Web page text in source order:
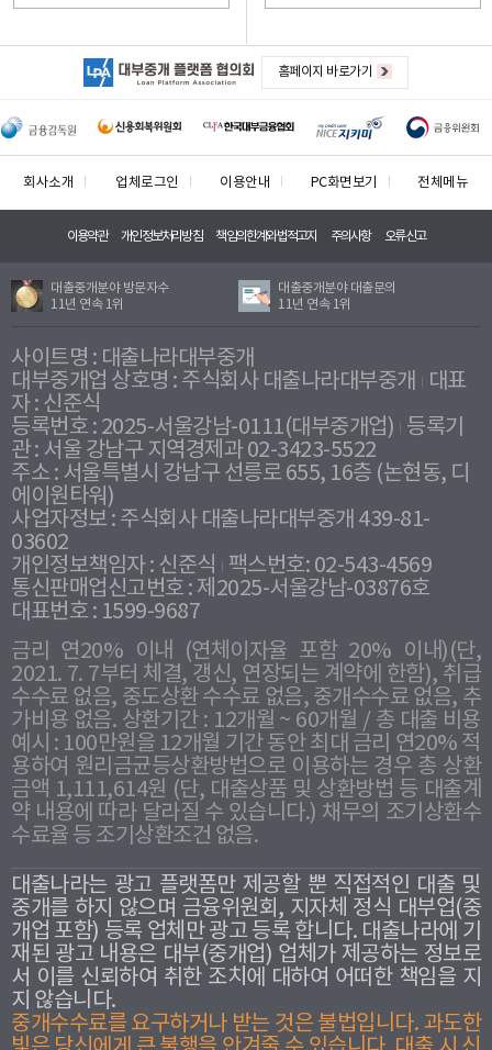
홈페이지 바로가기
회사소개 업체로그인 이용안내 PC화면보기 전체메뉴
이용약관 개인정보처리방침 책임의한계와법적고지 주의사항 오류신고
대출중개분야 방문자수
11년 연속 1위
대출중개분야 대출문의
11년 연속 1위
사이트명 : 대출나라대부중개
대부중개업 상호명 : 주식회사 대출나라대부중개
대표
자 : 신준식
등록번호 : 2025-서울강남-0111(대부중개업) 등록기
관 : 서울 강남구 지역경제과 02-3423-5522
주소 : 서울특별시 강남구 선릉로 655, 16층 (논현동, 디
에이원타워)
사업자정보 : 주식회사 대출나라대부중개 439-81-
03602
개인정보책임자 : 신준식
팩스번호: 02-543-4569
통신판매업신고번호 : 제2025-서울강남-03876호
대표번호 : 1599-9687
금리 연20% 이내 (연체이자율 포함 20% 이내)(단,
2021. 7. 7부터 체결, 갱신, 연장되는 계약에 한함), 취급
수수료 없음, 중도상환 수수료 없음, 중개수수료 없음, 추
가비용 없음. 상환기간 : 12개월 ~ 60개월 / 총 대출 비용
예시 : 100만원을 12개월 기간 동안 최대 금리 연20% 적
용하여 원리금균등상환방법으로 이용하는 경우 총 상환
금액 1,111,614원 (단, 대출상품 및 상환방법 등 대출계
약 내용에 따라 달라질 수 있습니다.) 채무의 조기상환수
수료율 등 조기상환조건 없음.
대출나라는 광고 플랫폼만 제공할 뿐 직접적인 대출 및
중개를 하지 않으며 금융위원회, 지자체 정식 대부업(중
개업 포함) 등록 업체만 광고 등록 합니다. 대출나라에 기
재된 광고 내용은 대부(중개업) 업체가 제공하는 정보로
서 이를 신뢰하여 취한 조치에 대하여 어떠한 책임을 지
지 않습니다.
중개수수료를 요구하거나 받는 것은 불법입니다. 과도한